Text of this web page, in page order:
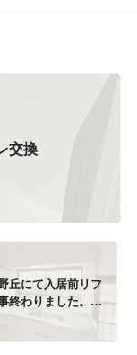
交換
丘にて入居前リフ
終わりました。あ
ざいます。